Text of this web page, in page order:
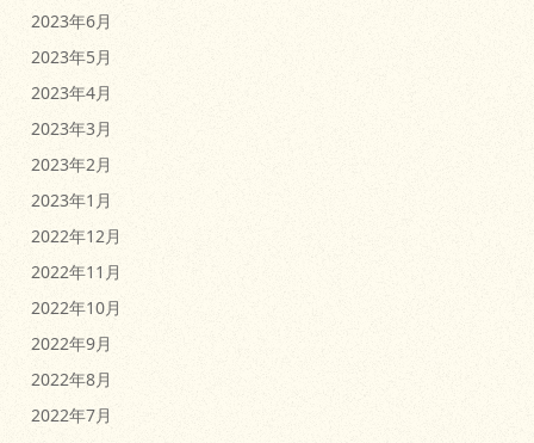
2023年6月
2023年5月
2023年4月
2023年3月
2023年2月
2023年1月
2022年12月
2022年11月
2022年10月
2022年9月
2022年8月
2022年7月